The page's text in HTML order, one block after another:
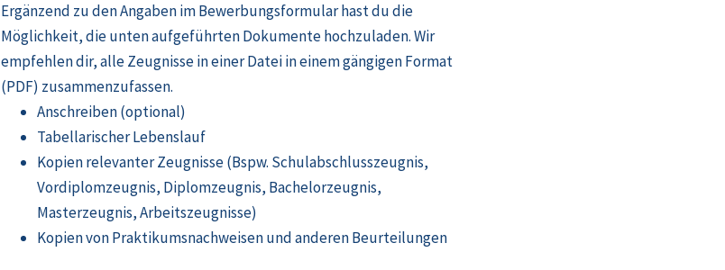
Ergänzend zu den Angaben im Bewerbungsformular hast du die
Möglichkeit, die unten aufgeführten Dokumente hochzuladen. Wir
empfehlen dir, alle Zeugnisse in einer Datei in einem gängigen Format
(PDF) zusammenzufassen.
Anschreiben (optional)
Tabellarischer Lebenslauf
Kopien relevanter Zeugnisse (Bspw. Schulabschlusszeugnis,
Vordiplomzeugnis, Diplomzeugnis, Bachelorzeugnis,
Masterzeugnis, Arbeitszeugnisse)
Kopien von Praktikumsnachweisen und anderen Beurteilungen